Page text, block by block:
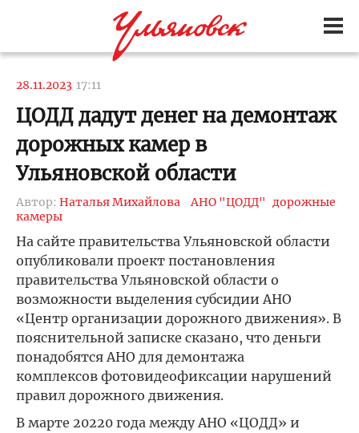
28.11.2023 17:11
ЦОДД дадут денег на демонтаж
дорожных камер в
Ульяновской области
Автор: Наталья Михайлова АНО "ЦОДД" дорожные
камеры
На сайте правительства Ульяновской области
опубликовали проект постановления
правительства Ульяновской области о
возможности выделения субсидии АНО
«Центр организации дорожного движения». В
пояснительной записке сказано, что деньги
понадобятся АНО для демонтажа
комплексов фотовидеофиксации нарушений
правил дорожного движения.
В марте 20220 года между АНО «ЦОДД» и